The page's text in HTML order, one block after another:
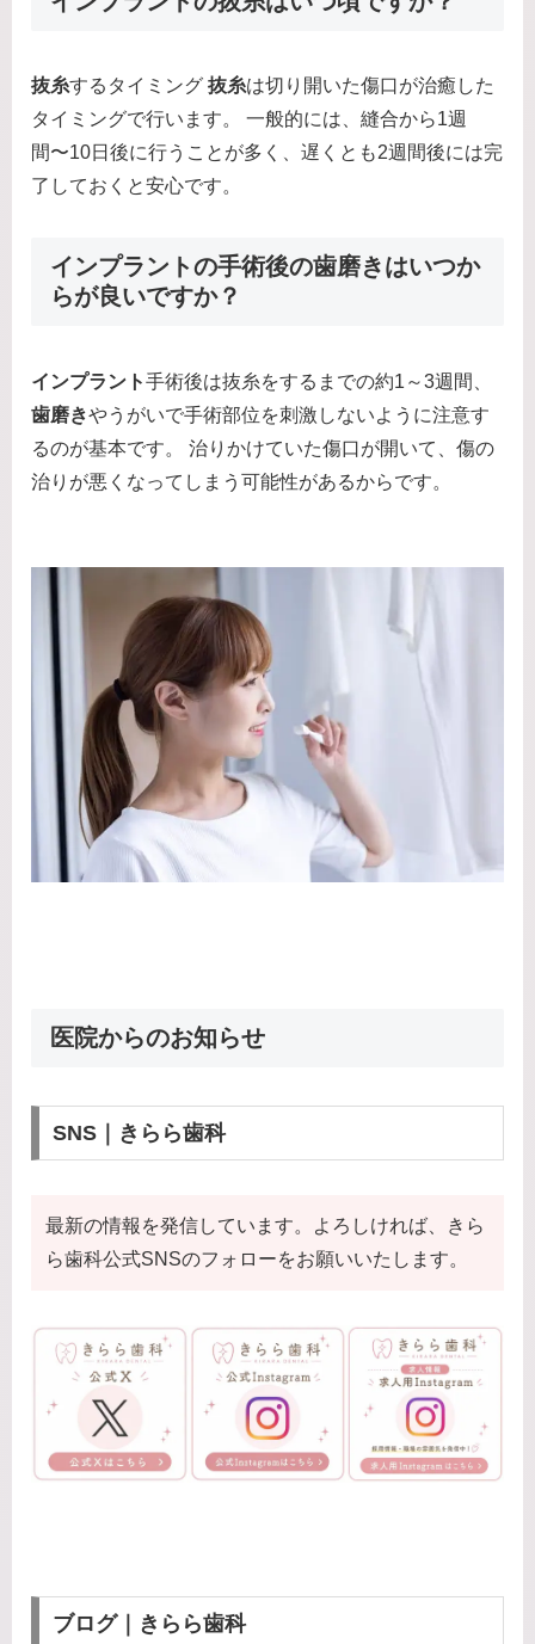
抜糸するタイミング 抜糸は切り開いた傷口が治癒した
タイミングで行います。 一般的には、縫合から1週
間〜10日後に行うことが多く、遅くとも2週間後には完
了しておくと安心です。
インプラントの手術後の歯磨きはいつか
らが良いですか？
インプラント手術後は抜糸をするまでの約1～3週間、
歯磨きやうがいで手術部位を刺激しないように注意す
るのが基本です。 治りかけていた傷口が開いて、傷の
治りが悪くなってしまう可能性があるからです。
医院からのお知らせ
SNS｜きらら歯科
最新の情報を発信しています。よろしければ、きら
ら歯科公式SNSのフォローをお願いいたします。
ブログ｜きらら歯科